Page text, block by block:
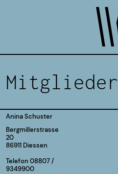
Mitglieder
Anina Schuster
Bergmillerstrasse
20
86911 Diessen
Telefon 08807 /
9349900